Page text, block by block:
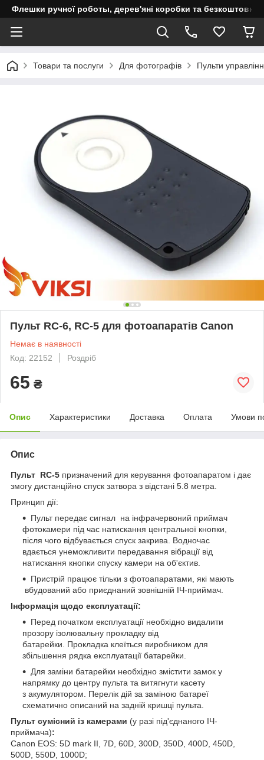
Флешки ручної роботы, дерев'яні коробки та безкоштовне
Товари та послуги Для фотографів Пульти
Пульт RC-6, RC-5 для фотоапаратів Canon
Немає в наявності
Код: 22152
Роздріб
65 ₴
Опис Характеристики Доставка Оплата Умови
Опис
Пульт RC-5 призначений для керування фотоапаратом і дає
змогу дистанційно спуск затвора з відстані 5.8 метра.
Принцип дії:
Пульт передає сигнал на інфрачервоний приймач
фотокамери під час натискання центральної кнопки,
після чого відбувається спуск закрива. Водночас
вдається унеможливити передавання вібрації від
натискання кнопки спуску камери на об'єктив.
Пристрій працює тільки з фотоапаратами, які мають
вбудований або приєднаний зовнішній ІЧ-приймач.
Інформація щодо експлуатації:
Перед початком експлуатації необхідно видалити
прозору ізолювальну прокладку від
батарейки. Прокладка клеїться виробником для
збільшення рядка експлуатації батарейки.
Для заміни батарейки необхідно змістити замок у
напрямку до центру пульта та витягнути касету
з акумулятором. Перелік дій за заміною батареї
схематично описаний на задній кришці пульта.
Пульт сумісний із камерами (у разі під'єднаного ІЧ-
приймача):
Canon EOS: 5D mark II, 7D, 60D, 300D, 350D, 400D, 450D,
500D, 550D, 1000D;